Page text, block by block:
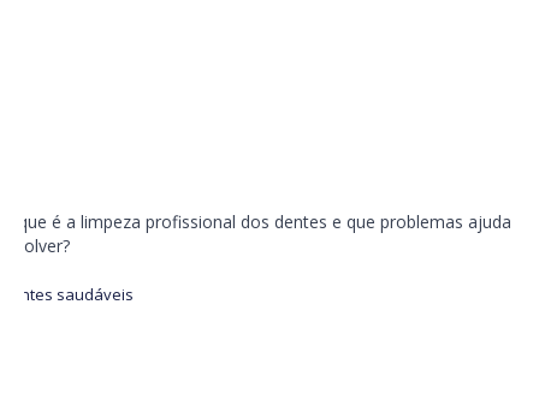
O que é a limpeza profissional dos dentes e que problemas ajuda a
resolver?
Dentes saudáveis